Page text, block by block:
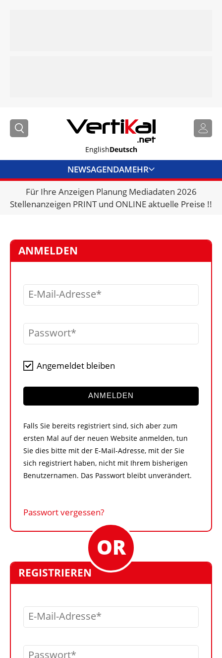
EnglishDeutsch
NEWSAGENDAMEHR
BRANCHENLINKS
VERMIETER
VIDEOS
BIBLIOTHEK
KRAN & BÜHNE
KONTAKT
Für Ihre Anzeigen Planung Mediadaten 2026
Stellenanzeigen PRINT und ONLINE aktuelle Preise !!
ANMELDEN
E-Mail-Adresse
Passwort
Angemeldet bleiben
ANMELDEN
Falls Sie bereits registriert sind, sich aber zum
ersten Mal auf der neuen Website anmelden, tun
Sie dies bitte mit der E-Mail-Adresse, mit der Sie
sich registriert haben, nicht mit Ihrem bisherigen
Benutzernamen. Das Passwort bleibt unverändert.
Passwort vergessen?
REGISTRIEREN
E-Mail-Adresse
Passwort